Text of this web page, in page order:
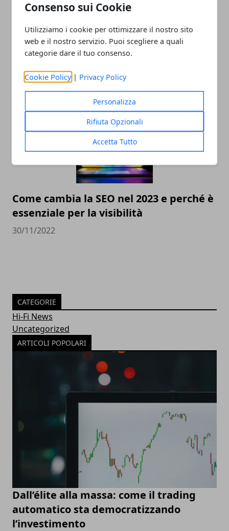
Consenso sui Cookie
Utilizziamo i cookie per ottimizzare il nostro sito
web e il nostro servizio. Puoi scegliere a quali
categorie dare il tuo consenso.
Cookie Policy | Privacy Policy
Personalizza
Rifiuta Opzionali
Accetta Tutto
Valutazione orologi Rolex online, come
scegliere il miglior compro Rolex online
23/05/2023
Come cambia la SEO nel 2023 e perché è
essenziale per la visibilità
30/11/2022
CATEGORIE
Hi-Fi News
Uncategorized
ARTICOLI POPOLARI
Dall’élite alla massa: come il trading
automatico sta democratizzando
l’investimento